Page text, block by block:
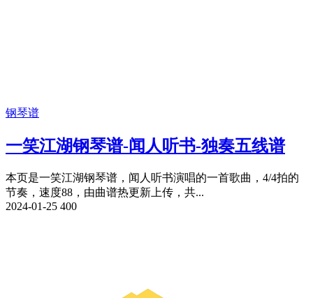
钢琴谱
一笑江湖钢琴谱-闻人听书-独奏五线谱
本页是一笑江湖钢琴谱，闻人听书演唱的一首歌曲，4/4拍的
节奏，速度88，由曲谱热更新上传，共...
2024-01-25 400